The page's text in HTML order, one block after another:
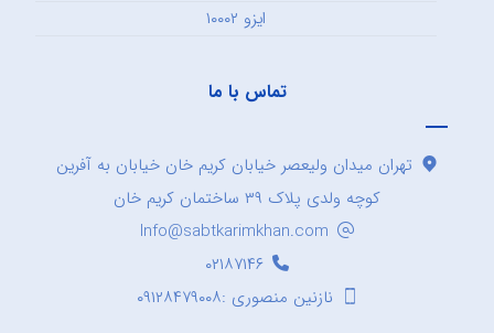
ایزو ۱۰۰۰۲
تماس با ما
تهران میدان ولیعصر خیابان کریم خان خیابان به آفرین
کوچه ولدی پلاک ۳۹ ساختمان کریم خان
Info@sabtkarimkhan.com
۰۲۱۸۷۱۴۶
نازنین منصوری :۰۹۱۲۸۴۷۹۰۰۸